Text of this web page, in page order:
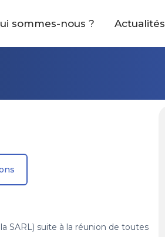
sommes-nous ? Actualités
SARL) suite à la réunion de toutes